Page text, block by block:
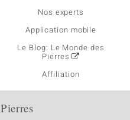
Nos experts
Application mobile
Le Blog: Le Monde des
Pierres
Affiliation
Pierres